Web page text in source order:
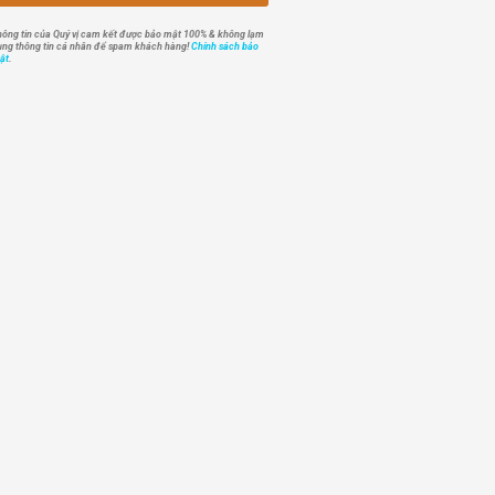
tin của Quý vị cam kết được bảo mật 100% & không lạm
thông tin cá nhân để spam khách hàng!Chính sách bảo
.